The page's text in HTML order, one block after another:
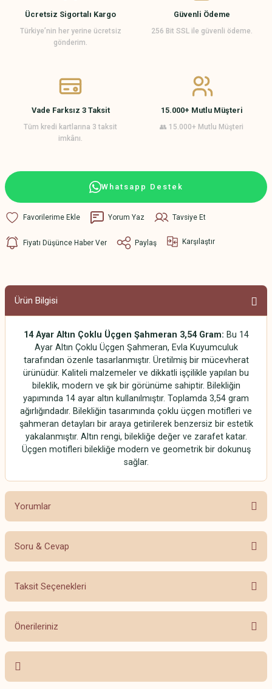
Ücretsiz Sigortalı Kargo
Türkiye’nin her yerine ücretsiz
gönderim.
Güvenli Ödeme
256 Bit SSL ile güvenli ödeme.
Vade Farksız 3 Taksit
Tüm kredi kartlarına 3 taksit
imkânı.
15.000+ Mutlu Müşteri
👥 15.000+ Mutlu Müşteri
Whatsapp Destek
Yorum Yaz Tavsiye Et
Fiyatı Düşünce Haber Ver Paylaş Karşılaştır
Ürün Bilgisi
14 Ayar Altın Çoklu Üçgen Şahmeran 3,54 Gram: Bu 14
Ayar Altın Çoklu Üçgen Şahmeran, Evla Kuyumculuk
tarafından özenle tasarlanmıştır. Üretilmiş bir mücevherat
ürünüdür. Kaliteli malzemeler ve dikkatli işçilikle yapılan bu
bileklik, modern ve şık bir görünüme sahiptir. Bilekliğin
yapımında 14 ayar altın kullanılmıştır. Toplamda 3,54 gram
ağırlığındadır. Bilekliğin tasarımında çoklu üçgen motifleri ve
şahmeran detayları bir araya getirilerek benzersiz bir estetik
yakalanmıştır. Altın rengi, bilekliğe değer ve zarafet katar.
Üçgen motifleri bilekliğe modern ve geometrik bir dokunuş
sağlar.
Yorumlar
Bu ürüne ilk yorumu siz yapın!
Soru & Cevap
Ürün hakkında henüz soru sorulmamış.
Taksit Seçenekleri
Önerileriniz
Bu ürünün fiyat bilgisi, resim, ürün açıklamalarında ve diğer konularda
yetersiz gördüğünüz noktaları öneri formunu kullanarak tarafımıza
iletebilirsiniz.